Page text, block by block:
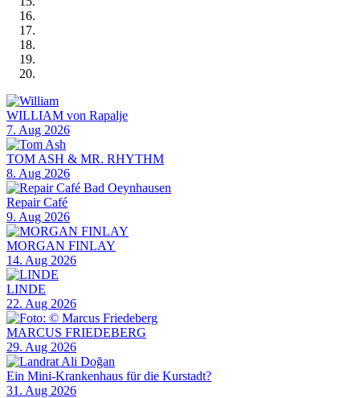
WILLIAM von Rapalje
7. Aug 2026
TOM ASH & MR. RHYTHM
8. Aug 2026
Repair Café
9. Aug 2026
MORGAN FINLAY
14. Aug 2026
LINDE
22. Aug 2026
MARCUS FRIEDEBERG
29. Aug 2026
Ein Mini-Krankenhaus für die Kurstadt?
31. Aug 2026